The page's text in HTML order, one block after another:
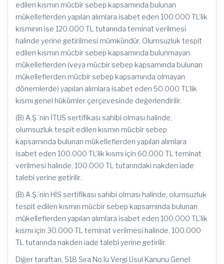
edilen kısmın mücbir sebep kapsamında bulunan
mükelleflerden yapılan alımlara isabet eden 100.000 TL’lik
kısmının ise 120.000 TL tutarında teminat verilmesi
halinde yerine getirilmesi mümkündür. Olumsuzluk tespit
edilen kısmın mücbir sebep kapsamında bulunmayan
mükelleflerden (veya mücbir sebep kapsamında bulunan
mükelleflerden mücbir sebep kapsamında olmayan
dönemlerde) yapılan alımlara isabet eden 50.000 TL’lik
kısmı genel hükümler çerçevesinde değerlendirilir.
(B) A.Ş.’nin İTUS sertifikası sahibi olması halinde,
olumsuzluk tespit edilen kısmın mücbir sebep
kapsamında bulunan mükelleflerden yapılan alımlara
isabet eden 100.000 TL’lik kısmı için 60.000 TL teminat
verilmesi halinde, 100.000 TL tutarındaki nakden iade
talebi yerine getirilir.
(B) A.Ş.’nin HİS sertifikası sahibi olması halinde, olumsuzluk
tespit edilen kısmın mücbir sebep kapsamında bulunan
mükelleflerden yapılan alımlara isabet eden 100.000 TL’lik
kısmı için 30.000 TL teminat verilmesi halinde, 100.000
TL tutarında nakden iade talebi yerine getirilir.
Diğer taraftan, 518 Sıra No.lu Vergi Usul Kanunu Genel